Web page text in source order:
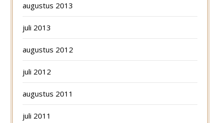
augustus 2013
juli 2013
augustus 2012
juli 2012
augustus 2011
juli 2011